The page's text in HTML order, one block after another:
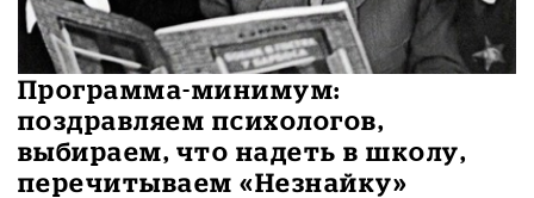
Программа-минимум:
поздравляем психологов,
выбираем, что надеть в школу,
перечитываем «Незнайку»